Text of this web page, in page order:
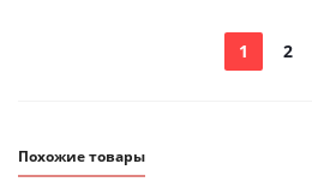
1 2
Похожие товары